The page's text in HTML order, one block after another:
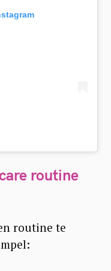
routine
routine te